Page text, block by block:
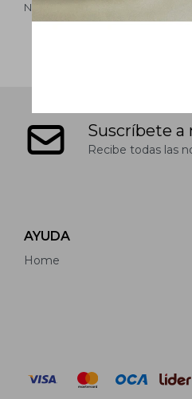
No hacemos devolución del
Suscríbete
Recibe todas las
AYUDA
Home